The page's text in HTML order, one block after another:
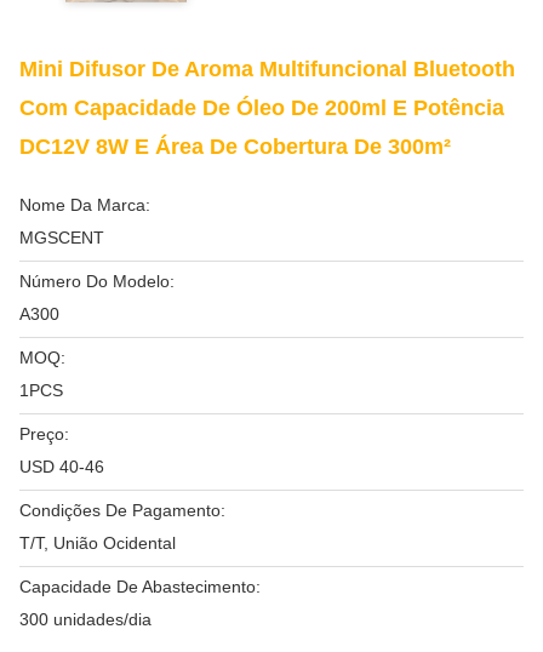
Mini Difusor De Aroma Multifuncional Bluetooth
Com Capacidade De Óleo De 200ml E Potência
DC12V 8W E Área De Cobertura De 300m²
Nome Da Marca:
MGSCENT
Número Do Modelo:
A300
MOQ:
1PCS
Preço:
USD 40-46
Condições De Pagamento:
T/T, União Ocidental
Capacidade De Abastecimento:
300 unidades/dia